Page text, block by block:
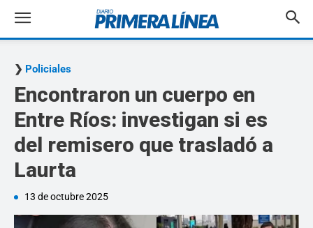
Policiales
Encontraron un cuerpo en
Entre Ríos: investigan si es
del remisero que trasladó a
Laurta
13 de octubre 2025